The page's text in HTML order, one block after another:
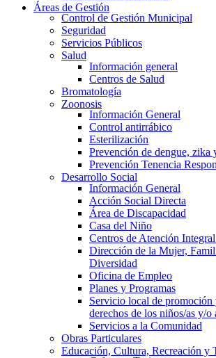
Áreas de Gestión
Control de Gestión Municipal
Seguridad
Servicios Públicos
Salud
Información general
Centros de Salud
Bromatología
Zoonosis
Información General
Control antirrábico
Esterilización
Prevención de dengue, zika
Prevención Tenencia
Desarrollo Social
Información General
Acción Social Directa
Área de Discapacidad
Casa del Niño
Centros de Atención
Dirección de la Mujer,
Diversidad
Oficina de Empleo
Planes y Programas
Servicio local de promoción
derechos de los niños/as y/o
Servicios a la Comunidad
Obras Particulares
Educación, Cultura, Recreación y